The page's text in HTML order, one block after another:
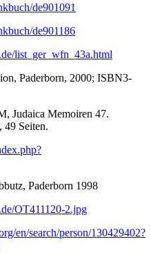
de901091
de901186
list_ger_wfn_43a.html
Paderborn, 2000; ISBN3-
Judaica Memoiren 47.
49 Seiten.
Paderborn 1998
OT411120-2.jpg
en/search/person/130429402?